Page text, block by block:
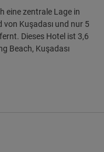
eine zentrale Lage in
von Kuşadası und nur 5
Dieses Hotel ist 3,6
Beach, Kuşadası